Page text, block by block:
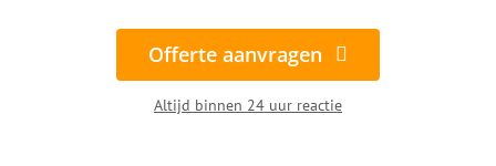
Offerte aanvragen
Altijd binnen 24 uur reactie